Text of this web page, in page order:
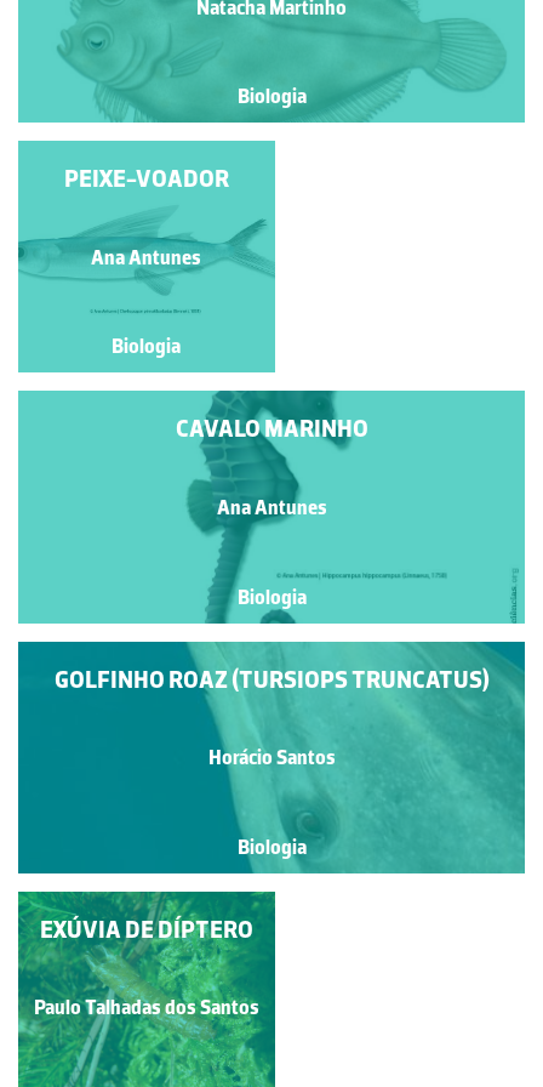
Natacha Martinho
Biologia
MONARCA
João Paulo Araújo
Fernandes
Biologia
CAVALO MARINHO
Ana Antunes
Biologia
GOLFINHO ROAZ (TURSIOPS TRUNCATUS)
Horácio Santos
Biologia
PEIXE-VOADOR
Ana Antunes
Biologia
ESCARAVELHO-
VERMELHO
Natacha Martinho
EXÚVIA DE DÍPTERO
Paulo Talhadas dos Santos